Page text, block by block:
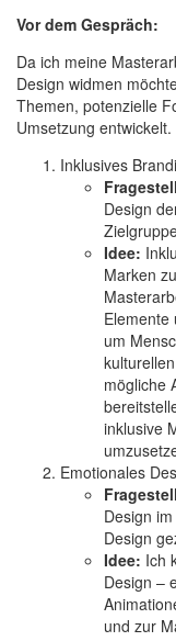
Vor dem Gespräch:
Da ich meine
Design widmen
Themen, potenzielle
Umsetzung entwickelt.
Inklusives
Design
Idee:
Marken
Elemente
um
mögliche
inklusive
Emotionales
Design
Design
Idee: Ich
Design –
und zur